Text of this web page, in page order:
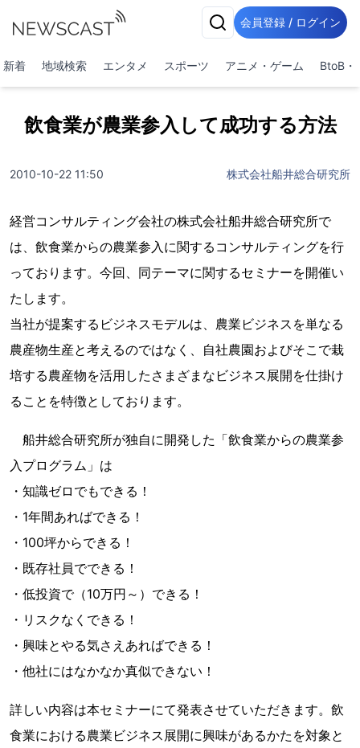
会員登録 / ログイン
新着 地域検索 エンタメ スポーツ アニメ・ゲーム BtoB・
飲食業が農業参入して成功する方法
2010-10-22 11:50 株式会社船井総合研究所
経営コンサルティング会社の株式会社船井総合研究所で
は、飲食業からの農業参入に関するコンサルティングを行
っております。今回、同テーマに関するセミナーを開催い
たします。
当社が提案するビジネスモデルは、農業ビジネスを単なる
農産物生産と考えるのではなく、自社農園およびそこで栽
培する農産物を活用したさまざまなビジネス展開を仕掛け
ることを特徴としております。
船井総合研究所が独自に開発した「飲食業からの農業参
入プログラム」は
・知識ゼロでもできる！
・1年間あればできる！
・100坪からできる！
・既存社員でできる！
・低投資で（10万円～）できる！
・リスクなくできる！
・興味とやる気さえあればできる！
・他社にはなかなか真似できない！
詳しい内容は本セミナーにて発表させていただきます。飲
食業における農業ビジネス展開に興味があるかたを対象と